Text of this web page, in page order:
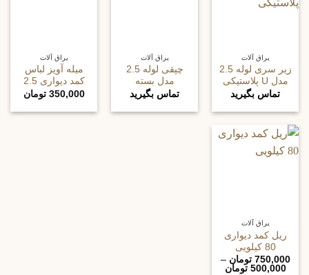
یراق آلات
زیر سری لوله 2.5
مدل U پلاستیکی
تماس بگیرید
یراق آلات
چپقی لوله 2.5
مدل بسته
تماس بگیرید
یراق آلات
میله آویز لباس
کمد دیواری 2.5
350,000 تومان
یراق آلات
ریل کمد دیواری
80 کیلویی
750,000 تومان –
500,000 تومان